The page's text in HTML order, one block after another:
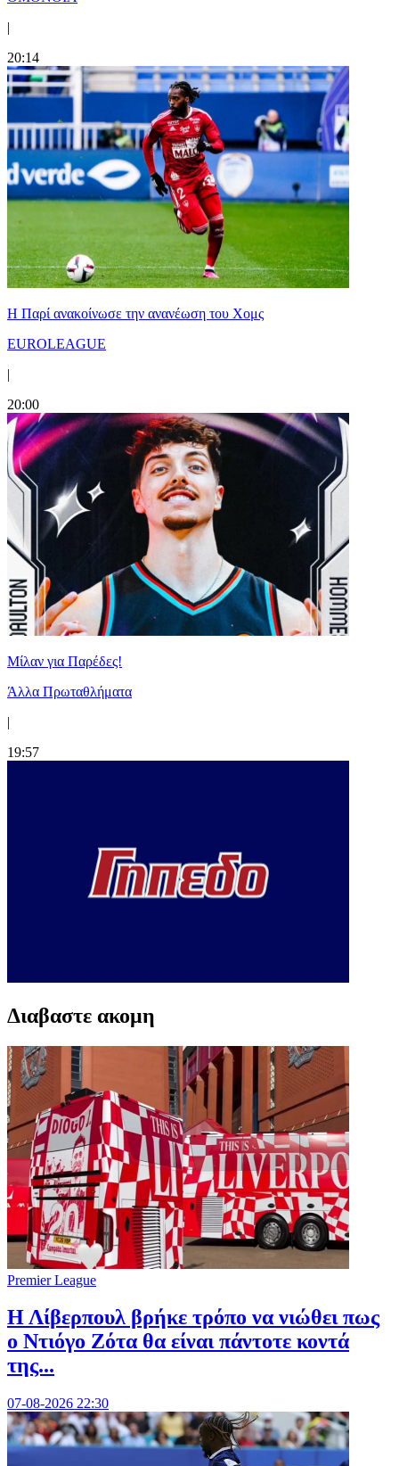
|
20:14
Η Παρί ανακοίνωσε την ανανέωση του Χομς
EUROLEAGUE
|
20:00
Μίλαν για Παρέδες!
Άλλα Πρωταθλήματα
|
19:57
Διαβαστε ακομη
Premier League
Η Λίβερπουλ βρήκε τρόπο να νιώθει πως
ο Ντιόγο Ζότα θα είναι πάντοτε κοντά
της...
07-08-2026 22:30